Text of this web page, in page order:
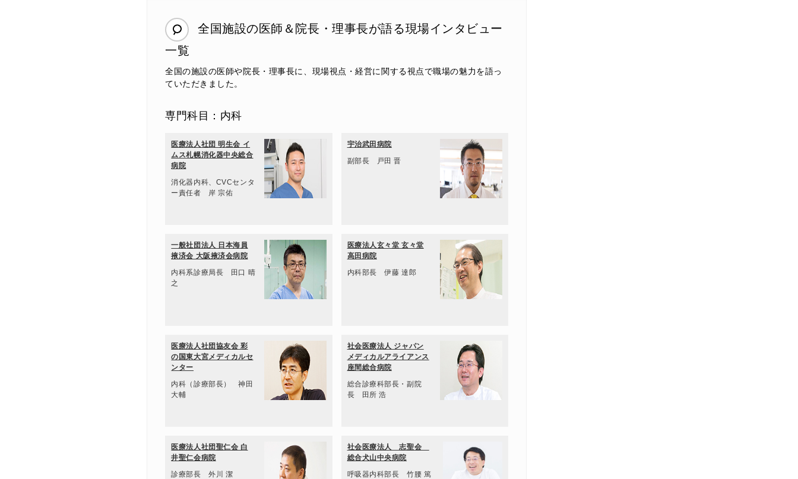
全国施設の医師＆院長・理事長が語る現場インタビュー
一覧
全国の施設の医師や院長・理事長に、現場視点・経営に関する視点で職場の魅力を語っ
ていただきました。
専門科目：内科
医療法人社団 明生会 イ
ムス札幌消化器中央総合
病院
消化器内科、CVCセンタ
ー責任者 岸 宗佑
宇治武田病院
副部長 戸田 晋
一般社団法人 日本海員
掖済会 大阪掖済会病院
内科系診療局長 田口 晴
之
医療法人玄々堂 玄々堂
高田病院
内科部長 伊藤 達郎
医療法人社団協友会 彩
の国東大宮メディカルセ
ンター
内科（診療部長） 神田
大輔
社会医療法人 ジャパン
メディカルアライアンス
座間総合病院
総合診療科部長・副院
長 田所 浩
医療法人社団聖仁会 白
井聖仁会病院
診療部長 外川 潔
社会医療法人 志聖会
総合犬山中央病院
呼吸器内科部長 竹腰 篤